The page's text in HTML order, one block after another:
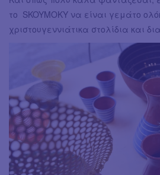
το SKOYMOKY να είναι γεμάτο
χριστουγεννιάτικα στολίδια και